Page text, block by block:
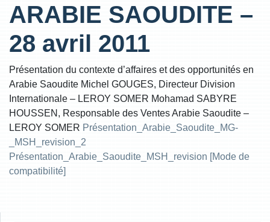
ARABIE SAOUDITE –
28 avril 2011
Présentation du contexte d’affaires et des opportunités en
Arabie Saoudite Michel GOUGES, Directeur Division
Internationale – LEROY SOMER Mohamad SABYRE
HOUSSEN, Responsable des Ventes Arabie Saoudite –
LEROY SOMER Présentation_Arabie_Saoudite_MG-
_MSH_revision_2
Présentation_Arabie_Saoudite_MSH_revision [Mode de
compatibilité]